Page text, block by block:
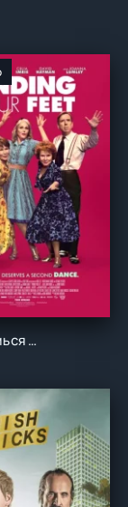
Триллеры
Познакомься с новыми обстоятельствами (2017)
Зарубежные/